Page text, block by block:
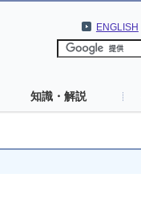
ENGLISH
知識・解説